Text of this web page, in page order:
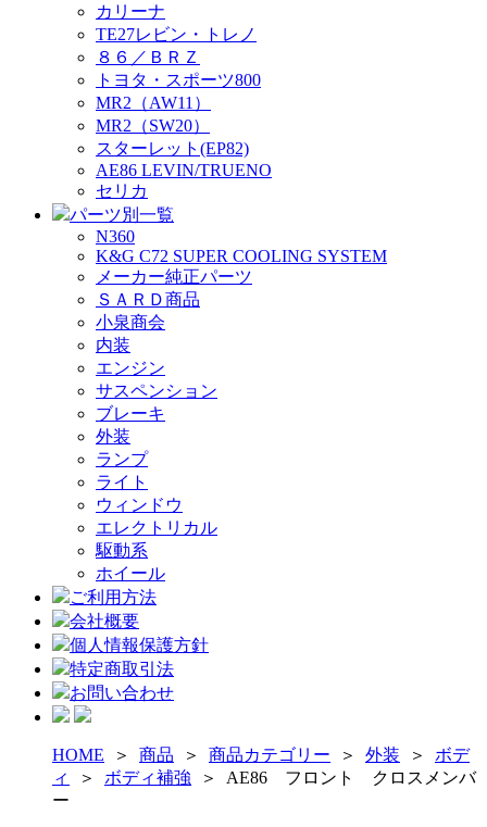
カリーナ
TE27レビン・トレノ
８６／ＢＲＺ
トヨタ・スポーツ800
MR2（AW11）
MR2（SW20）
スターレット(EP82)
AE86 LEVIN/TRUENO
セリカ
パーツ別一覧
N360
K&G C72 SUPER COOLING SYSTEM
メーカー純正パーツ
ＳＡＲＤ商品
小泉商会
内装
エンジン
サスペンション
ブレーキ
外装
ランプ
ライト
ウィンドウ
エレクトリカル
駆動系
ホイール
ご利用方法
会社概要
個人情報保護方針
特定商取引法
お問い合わせ
HOME ＞ 商品 ＞ 商品カテゴリー ＞ 外装 ＞ ボデ
ィ
＞ ボディ補強 ＞ AE86 フロント クロスメンバ
ー